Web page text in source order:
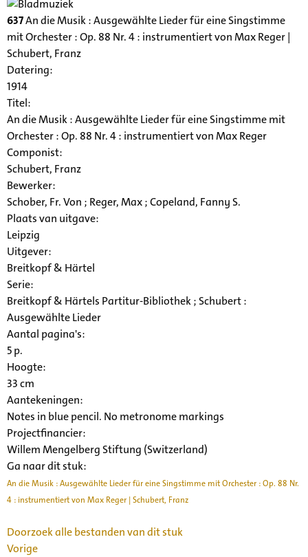
637An die Musik : Ausgewählte Lieder für eine Singstimme
mit Orchester : Op. 88 Nr. 4 : instrumentiert von Max Reger |
Schubert, Franz
Datering:
1914
Titel:
An die Musik : Ausgewählte Lieder für eine Singstimme mit
Orchester : Op. 88 Nr. 4 : instrumentiert von Max Reger
Componist:
Schubert, Franz
Bewerker:
Schober, Fr. Von ; Reger, Max ; Copeland, Fanny S.
Plaats van uitgave:
Leipzig
Uitgever:
Breitkopf & Härtel
Serie:
Breitkopf & Härtels Partitur-Bibliothek ; Schubert :
Ausgewählte Lieder
Aantal pagina's:
5 p.
Hoogte:
33 cm
Aantekeningen:
Notes in blue pencil. No metronome markings
Projectfinancier:
Willem Mengelberg Stiftung (Switzerland)
Ga naar dit stuk:
An die Musik : Ausgewählte Lieder für eine Singstimme mit Orchester : Op. 88 Nr.
4 : instrumentiert von Max Reger | Schubert, Franz
Doorzoek alle bestanden van dit stuk
Vorige